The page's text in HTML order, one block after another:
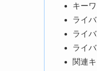
キー
ライ
ライ
ライ
関連